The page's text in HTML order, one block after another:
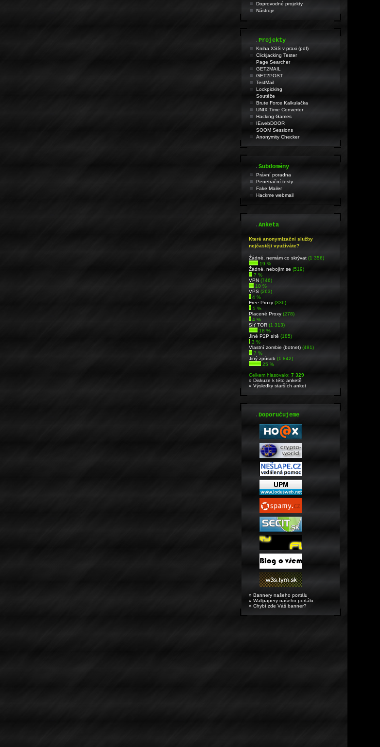
Doprovodné projekty
Nástroje
.Projekty
Kniha XSS v praxi (pdf)
Clickjacking Tester
Page Searcher
GET2MAIL
GET2POST
TestMail
Lockpicking
Soutěže
Brute Force Kalkulačka
UNIX Time Converter
Hacking Games
IEwebDOOR
SOOM Sessions
Anonymity Checker
.Subdomény
Právní poradna
Penetrační testy
Fake Mailer
Hackme webmail
.Anketa
Které anonymizační služby
nejčastěji využíváte?
Źádné, nemám co skrývat(1 356)
19 %
Žádné, nebojím se(519)
7 %
VPN(746)
10 %
VPS(263)
4 %
Free Proxy(336)
5 %
Placené Proxy(278)
4 %
Síť TOR(1 313)
18 %
Jiné P2P sítě(185)
3 %
Vlastní zombie (botnet)(491)
7 %
Jiný způsob(1 842)
25 %
Celkem hlasovalo:7 329
» Diskuze k této anketě
» Výsledky starších anket
.Doporučujeme
» Bannery našeho portálu
» Wallpapery našeho portálu
» Chybí zde Váš banner?